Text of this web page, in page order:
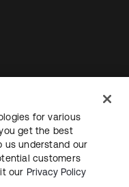
約セキュリティ
for various
get the best
us understand our
customers
our Privacy Policy